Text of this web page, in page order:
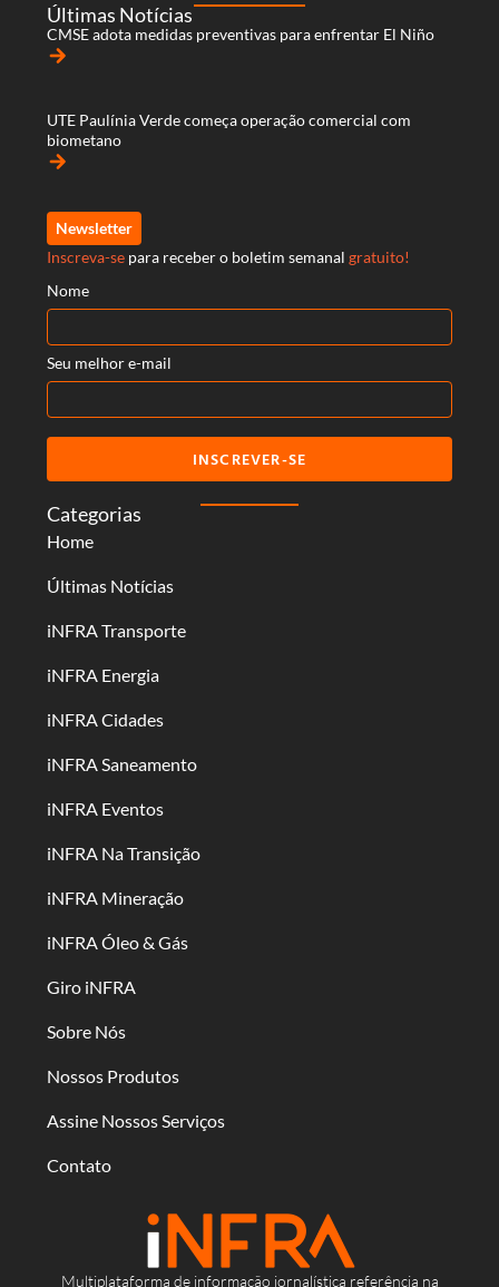
Multiplataforma de informação jornalística referência na
Categorias
Home
Últimas Notícias
iNFRA Transporte
iNFRA Energia
iNFRA Cidades
iNFRA Saneamento
iNFRA Eventos
iNFRA Na Transição
iNFRA Mineração
iNFRA Óleo & Gás
Giro iNFRA
Sobre Nós
Nossos Produtos
Assine Nossos Serviços
Contato
Últimas Notícias
CMSE adota medidas preventivas para enfrentar El Niño
arrow_forward
UTE Paulínia Verde começa operação comercial com
biometano
arrow_forward
Newsletter
Inscreva-se para receber o boletim semanal gratuito!
Nome
Seu melhor e-mail
INSCREVER-SE